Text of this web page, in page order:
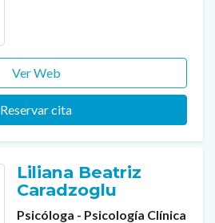
Ver Web
Reservar cita
Liliana Beatriz
Caradzoglu
Psicóloga - Psicología Clínica